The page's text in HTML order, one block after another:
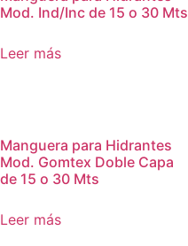
Mod. Ind/Inc de 15 o 30 Mts
Leer más
Manguera para Hidrantes
Mod. Gomtex Doble Capa
de 15 o 30 Mts
Leer más